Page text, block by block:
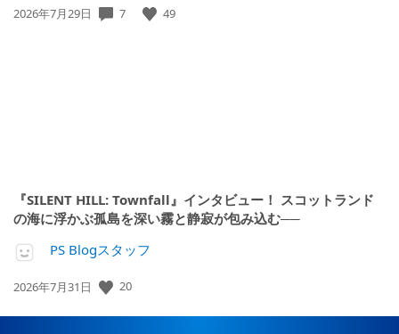
公
2026年7月29日 7 49
『SILENT HILL: Townfall』インタビュー！ スコットランド
の海に浮かぶ孤島を深い霧と静寂が包み込む──
PS Blogスタッフ
公
日:
2026年7月31日 20